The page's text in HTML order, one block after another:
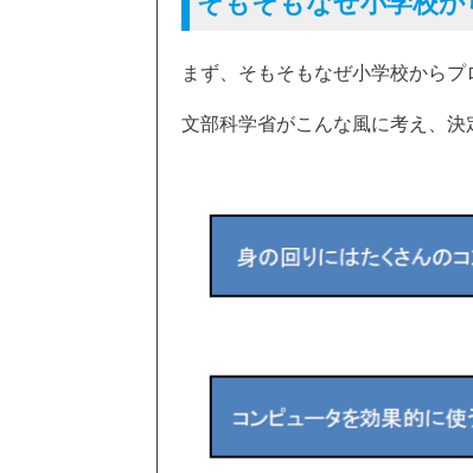
まず、そもそもなぜ小学校から
文部科学省がこんな風に考え、決